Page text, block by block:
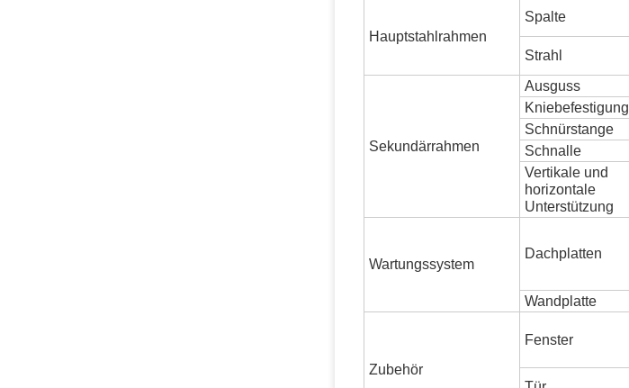
Hauptstahlrahmen
Spalte
Strahl
Sekundärrahmen
Ausguss
Kniebefestigung
Schnürstange
Schnalle
Vertikale und
horizontale
Unterstützung
Wartungssystem
Dachplatten
Wandplatte
Zubehör
Fenster